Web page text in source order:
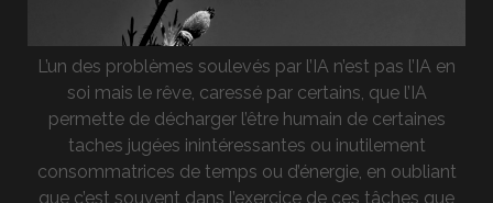
L’un des problèmes soulevés par l’IA n’est pas l’IA en
soi mais le rêve, caressé par certains, que l’IA
permette de décharger l’être humain de certaines
taches jugées inintéressantes ou inutilement
consommatrices de temps ou d’énergie, en oubliant
que c’est souvent dans l’exercice de ces tâches que